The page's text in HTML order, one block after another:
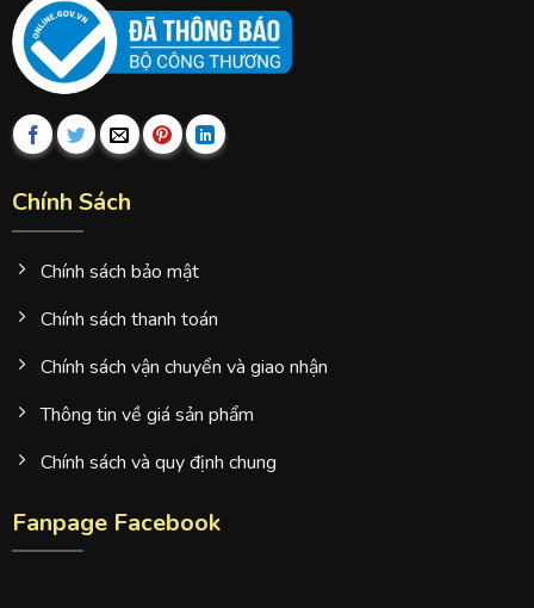
Chính Sách
Chính sách bảo mật
Chính sách thanh toán
Chính sách vận chuyển và giao nhận
Thông tin về giá sản phẩm
Chính sách và quy định chung
Fanpage Facebook